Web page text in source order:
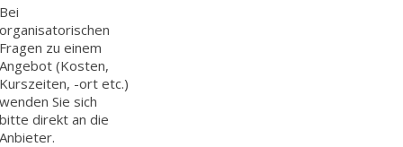
Bei
organisatorischen
Fragen zu einem
Angebot (Kosten,
Kurszeiten, -ort etc.)
wenden Sie sich
bitte direkt an die
Anbieter.